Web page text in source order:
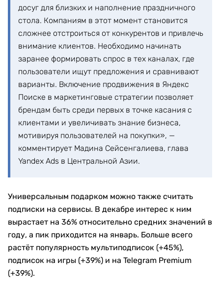
досуг для близких и наполнение праздничного
стола. Компаниям в этот момент становится
сложнее отстроиться от конкурентов и привлечь
внимание клиентов. Необходимо начинать
заранее формировать спрос в тех каналах, где
пользователи ищут предложения и сравнивают
варианты. Включение продвижения в Яндекс
Поиске в маркетинговые стратегии позволяет
брендам быть среди первых в точке касания с
клиентами и увеличивать знание бизнеса,
мотивируя пользователей на покупки», —
комментирует Мадина Сейсенгалиева, глава
Yandex Ads в Центральной Азии.
Универсальным подарком можно также считать
подписки на сервисы. В декабре интерес к ним
вырастает на 36% относительно средних значений в
году, а пик приходится на январь. Больше всего
растёт популярность мультиподписок (+45%),
подписок на игры (+39%) и на Telegram Premium
(+39%).